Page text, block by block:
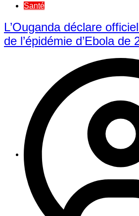
Santé
L’Ouganda déclare
de l’épidémie d’Ebola de